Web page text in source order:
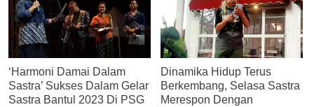
‘Harmoni Damai Dalam
Sastra’ Sukses Dalam Gelar
Sastra Bantul 2023 Di PSG
Dinamika Hidup Terus
Berkembang, Selasa Sastra
Merespon Dengan